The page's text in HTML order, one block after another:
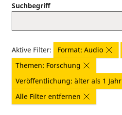
Suchbegriff
Aktive Filter: Format: Audio
Themen: Forschung
Veröffentlichung: älter als 1 Jahr
Alle Filter entfernen